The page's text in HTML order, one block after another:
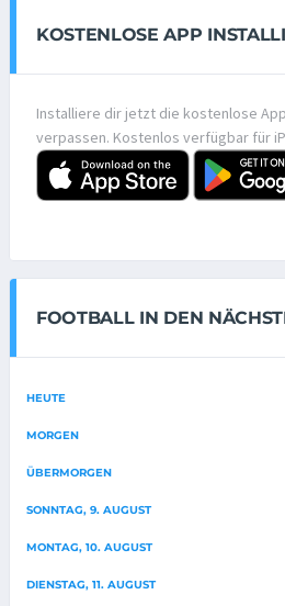
KOSTENLOSE APP
Installiere dir jetzt die kostenlose
verpassen. Kostenlos verfügbar für
FOOTBALL IN DEN
HEUTE
MORGEN
ÜBERMORGEN
SONNTAG, 9. AUGUST
MONTAG, 10. AUGUST
DIENSTAG, 11. AUGUST